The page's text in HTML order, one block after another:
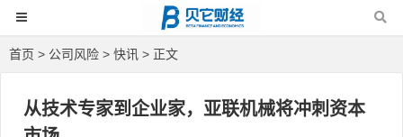
首页 > 公司风险 > 快讯 > 正文
从技术专家到企业家，亚联机械将冲刺资本